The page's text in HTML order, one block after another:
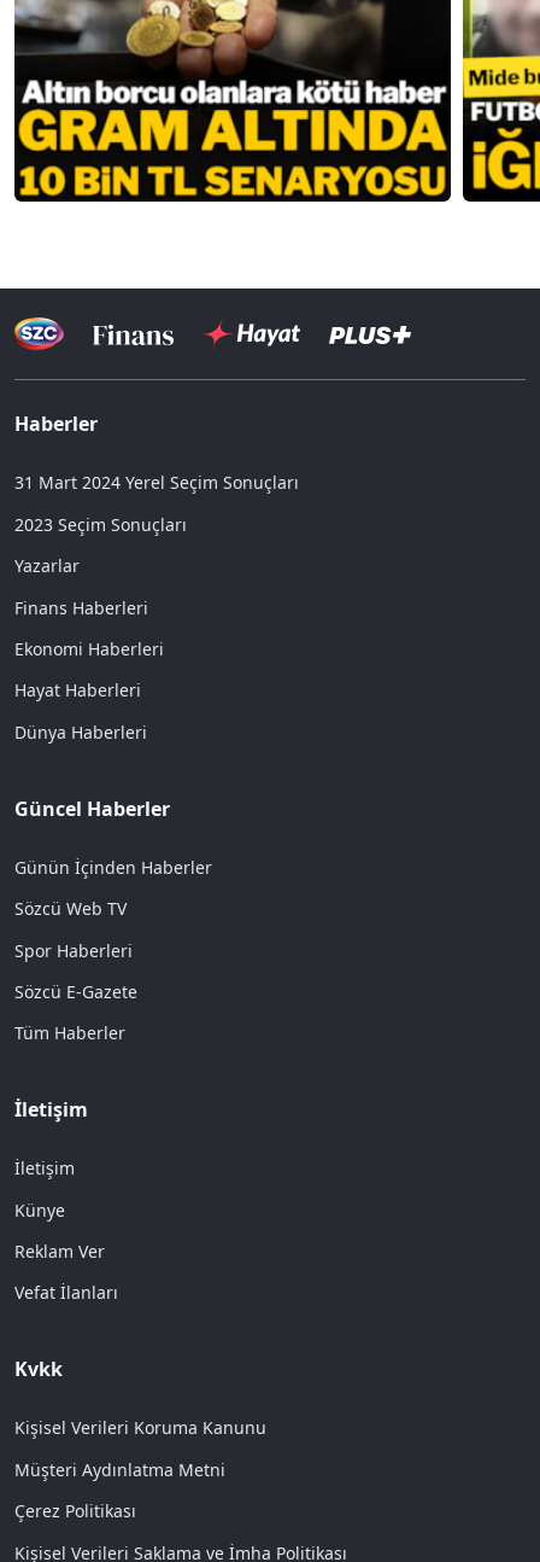
Haberler
31 Mart 2024 Yerel Seçim Sonuçları
2023 Seçim Sonuçları
Yazarlar
Finans Haberleri
Ekonomi Haberleri
Hayat Haberleri
Dünya Haberleri
Güncel Haberler
Günün İçinden Haberler
Sözcü Web TV
Spor Haberleri
Sözcü E-Gazete
Tüm Haberler
İletişim
İletişim
Künye
Reklam Ver
Vefat İlanları
Kvkk
Kişisel Verileri Koruma Kanunu
Müşteri Aydınlatma Metni
Çerez Politikası
Kişisel Verileri Saklama ve İmha Politikası